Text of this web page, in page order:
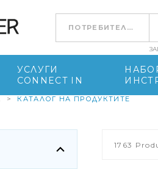
УСЛУГИ
CONNECT IN
> КАТАЛОГ НА ПРОДУКТИТЕ
1763